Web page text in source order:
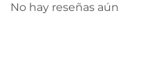
No hay reseñas aún